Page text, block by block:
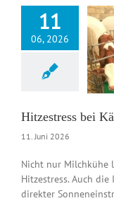
11
06, 2026
Hitzestress bei
11. Juni 2026
Nicht nur Milchkühe
Hitzestress. Auch
direkter